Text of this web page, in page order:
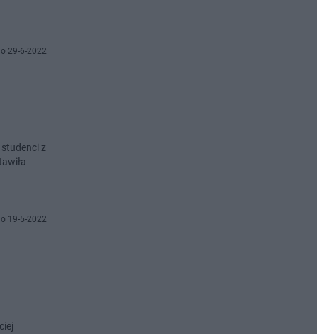
29-6-2022
z
19-5-2022